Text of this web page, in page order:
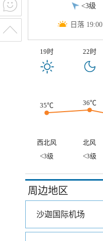
<3级
日落 19:00
19时 22时
35℃
36℃
西北风 北风
<3级
<3级
周边地区
沙迦国际机场